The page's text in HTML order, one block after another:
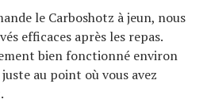
le Carboshotz à jeun, nous
efficaces après les repas.
bien fonctionné environ
au point où vous avez